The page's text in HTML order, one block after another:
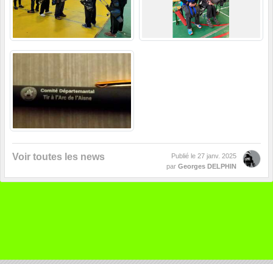
Voir toutes les news Publié le 27 janv. 2025
par Georges DELPHIN